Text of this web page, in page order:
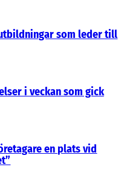
som leder till
i veckan som gick
en plats vid